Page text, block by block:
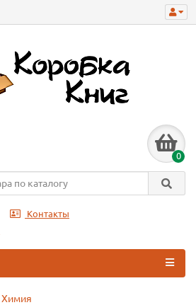
0
Контакты
Химия